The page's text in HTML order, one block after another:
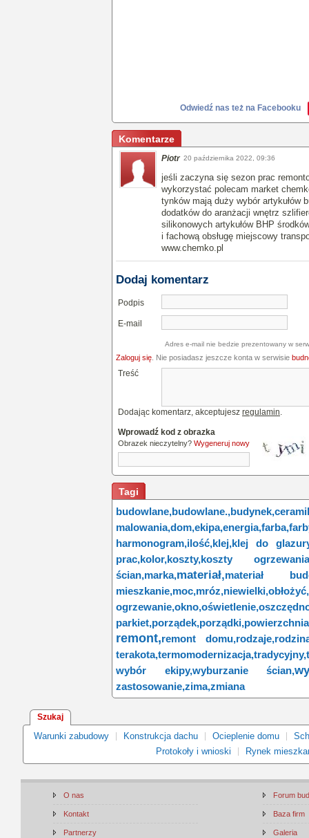
Odwiedź nas też na Facebooku
Komentarze
Piotr 20 października 2022, 09:36
jeśli zaczyna się sezon prac
wykorzystać polecam market
tynków mają duży wybór artykułów
dodatków do aranżacji wnętrz
silikonowych artykułów BHP
i fachową obsługę miejscowy
www.chemko.pl
Dodaj komentarz
Podpis
E-mail
Adres e-mail nie bedzie prezentowany w
Zaloguj się . Nie posiadasz jeszcze konta w serwisie
Treść
Dodając komentarz, akceptujesz regulamin.
Wprowadź kod z obrazka
Obrazek nieczytelny? Wygeneruj nowy
Tagi
budowlane,budowlane.,budynek,
malowania,dom,ekipa,energia,farba,
harmonogram,ilość,klej,klej do
prac,kolor,koszty,koszty
ścian,marka,materiał,materiał
mieszkanie,moc,mróz,niewielki,obłożyć,
ogrzewanie,okno,oświetlenie,
parkiet,porządek,porządki,
remont,remont domu,rodzaje,
terakota,termomodernizacja,tradycyjny,
wybór ekipy,wyburzanie ścian,
zastosowanie,zima,zmiana
Szukaj
Warunki zabudowy Konstrukcja dachu Ocieplenie domu
Protokoły i wnioski
Rynek
O nas
Kontakt
Partnerzy
Forum
Baza firm
Galeria